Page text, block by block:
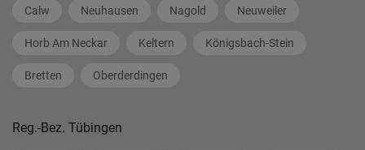
Calw Neuhausen Nagold Neuweiler
Horb Am Neckar Keltern Königsbach-Stein
Bretten Oberderdingen
Reg.-Bez. Tübingen